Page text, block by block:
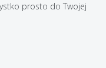
prosto do Twojej